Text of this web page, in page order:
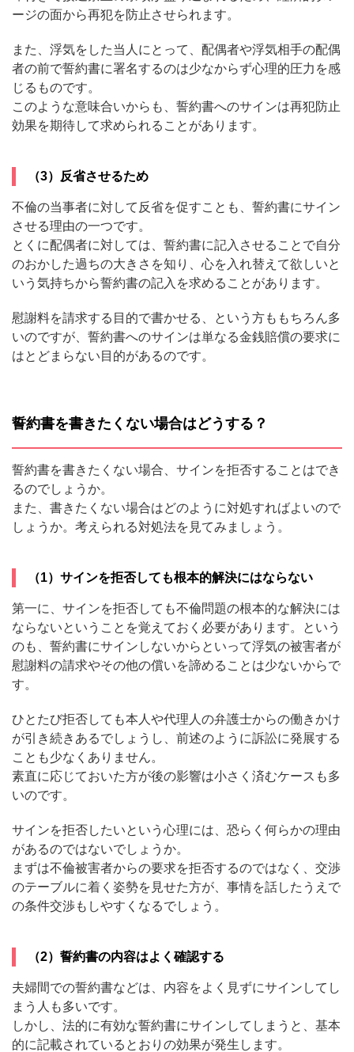
ージの面から再犯を防止させられます。
また、浮気をした当人にとって、配偶者や浮気相手の配偶
者の前で誓約書に署名するのは少なからず心理的圧力を感
じるものです。
このような意味合いからも、誓約書へのサインは再犯防止
効果を期待して求められることがあります。
（3）反省させるため
不倫の当事者に対して反省を促すことも、誓約書にサイン
させる理由の一つです。
とくに配偶者に対しては、誓約書に記入させることで自分
のおかした過ちの大きさを知り、心を入れ替えて欲しいと
いう気持ちから誓約書の記入を求めることがあります。
慰謝料を請求する目的で書かせる、という方ももちろん多
いのですが、誓約書へのサインは単なる金銭賠償の要求に
はとどまらない目的があるのです。
誓約書を書きたくない場合はどうする？
誓約書を書きたくない場合、サインを拒否することはでき
るのでしょうか。
また、書きたくない場合はどのように対処すればよいので
しょうか。考えられる対処法を見てみましょう。
（1）サインを拒否しても根本的解決にはならない
第一に、サインを拒否しても不倫問題の根本的な解決には
ならないということを覚えておく必要があります。という
のも、誓約書にサインしないからといって浮気の被害者が
慰謝料の請求やその他の償いを諦めることは少ないからで
す。
ひとたび拒否しても本人や代理人の弁護士からの働きかけ
が引き続きあるでしょうし、前述のように訴訟に発展する
ことも少なくありません。
素直に応じておいた方が後の影響は小さく済むケースも多
いのです。
サインを拒否したいという心理には、恐らく何らかの理由
があるのではないでしょうか。
まずは不倫被害者からの要求を拒否するのではなく、交渉
のテーブルに着く姿勢を見せた方が、事情を話したうえで
の条件交渉もしやすくなるでしょう。
（2）誓約書の内容はよく確認する
夫婦間での誓約書などは、内容をよく見ずにサインしてし
まう人も多いです。
しかし、法的に有効な誓約書にサインしてしまうと、基本
的に記載されているとおりの効果が発生します。